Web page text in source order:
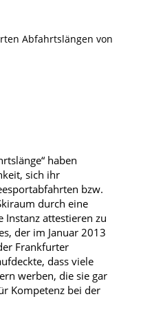
Abfahrtslängen von
haben
sich ihr
bzw.
durch eine
Instanz attestieren zu
der im Januar 2013
Frankfurter
dass viele
werben, die sie gar
Kompetenz bei der